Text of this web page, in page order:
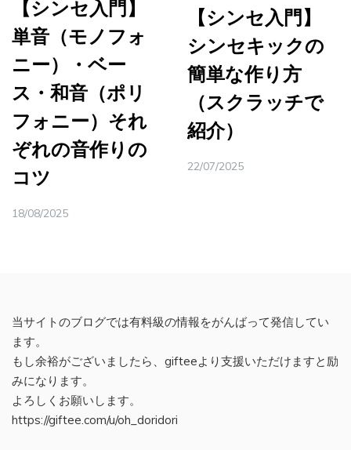
【シンセ入門】
単音（モノフォ
ニー）・ベー
ス・和音（ポリ
フォニー）それ
ぞれの音作りの
コツ
18/08/2025
【シンセ入門】
シンセキックの
簡単な作り方
（スクラッチで
紹介）
22/07/2025
当サイトのブログでは有料級の情報をがんばって発信してい
ます。
もし余裕がございましたら、gifteeより支援いただけますと励
みになります。
よろしくお願いします。
https://giftee.com/u/oh_doridori